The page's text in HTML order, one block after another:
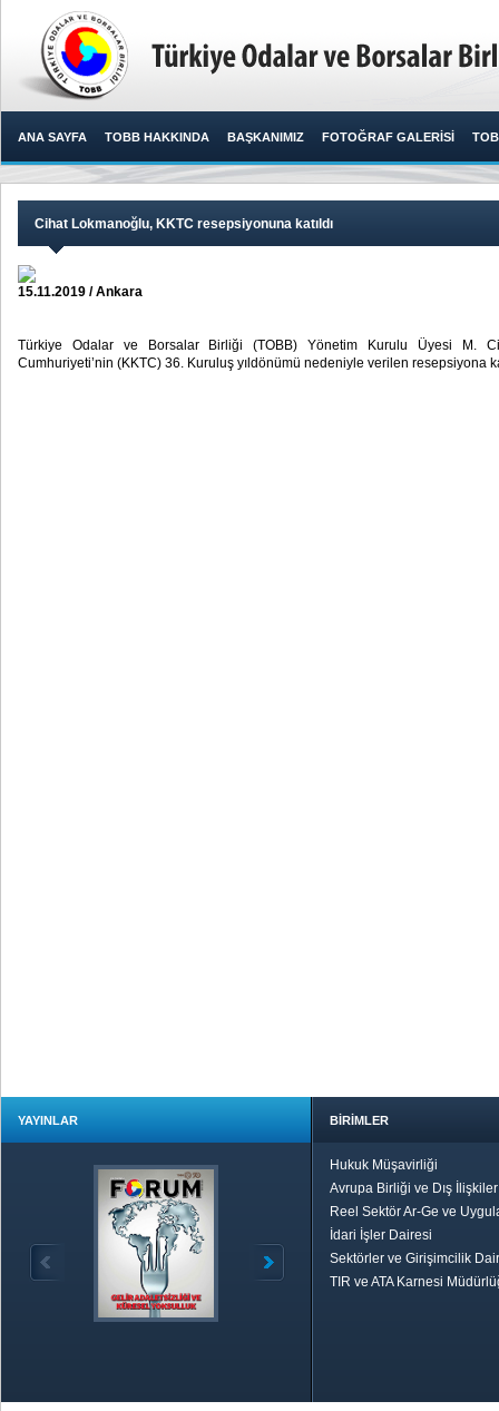
ANA SAYFA TOBB HAKKINDA BAŞKANIMIZ FOTOĞRAF GALERİSİ
Cihat Lokmanoğlu, KKTC resepsiyonuna katıldı
15.11.2019 / Ankara
Türkiye Odalar ve Borsalar Birliği (TOBB) Yönetim Kurulu Üyesi M.
Cumhuriyeti’nin (KKTC) 36. Kuruluş yıldönümü nedeniyle verilen resepsiyona
YAYINLAR BİRİMLER
Hukuk Müşavirliği
Avrupa Birliği ve Dış
Reel Sektör Ar-Ge ve
İdari İşler Dairesi
Sektörler ve Girişimcilik
TIR ve ATA Karnesi